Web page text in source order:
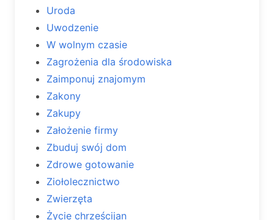
Uroda
Uwodzenie
W wolnym czasie
Zagrożenia dla środowiska
Zaimponuj znajomym
Zakony
Zakupy
Założenie firmy
Zbuduj swój dom
Zdrowe gotowanie
Ziołolecznictwo
Zwierzęta
Życie chrześcijan